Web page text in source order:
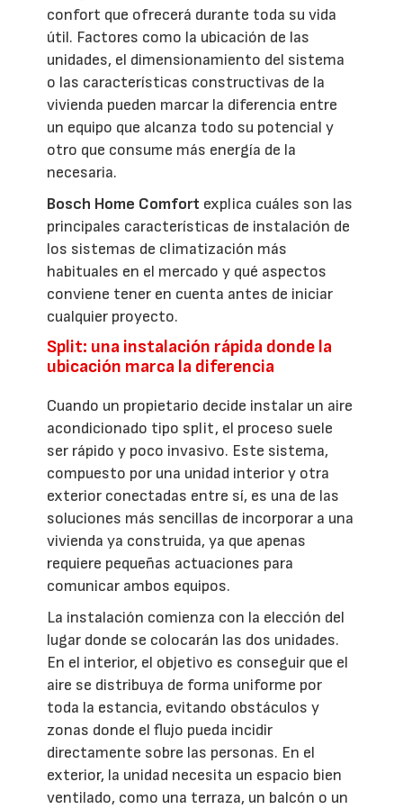
confort que ofrecerá durante toda su vida
útil. Factores como la ubicación de las
unidades, el dimensionamiento del sistema
o las características constructivas de la
vivienda pueden marcar la diferencia entre
un equipo que alcanza todo su potencial y
otro que consume más energía de la
necesaria.
Bosch Home Comfort explica cuáles son las
principales características de instalación de
los sistemas de climatización más
habituales en el mercado y qué aspectos
conviene tener en cuenta antes de iniciar
cualquier proyecto.
Split: una instalación rápida donde la
ubicación marca la diferencia
Cuando un propietario decide instalar un aire
acondicionado tipo split, el proceso suele
ser rápido y poco invasivo. Este sistema,
compuesto por una unidad interior y otra
exterior conectadas entre sí, es una de las
soluciones más sencillas de incorporar a una
vivienda ya construida, ya que apenas
requiere pequeñas actuaciones para
comunicar ambos equipos.
La instalación comienza con la elección del
lugar donde se colocarán las dos unidades.
En el interior, el objetivo es conseguir que el
aire se distribuya de forma uniforme por
toda la estancia, evitando obstáculos y
zonas donde el flujo pueda incidir
directamente sobre las personas. En el
exterior, la unidad necesita un espacio bien
ventilado, como una terraza, un balcón o un